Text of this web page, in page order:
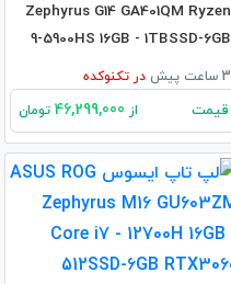
Zephyrus G14 GA401QM Ryzen
9-5900HS 16GB - 1TBSSD-6GB
RTX3060
3 ساعت پیش در تکنوکده
قیمت از تومان